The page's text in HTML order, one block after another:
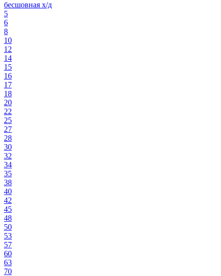
бесшовная х/д
5
6
8
10
12
14
15
16
17
18
20
22
25
27
28
30
32
34
35
38
40
42
45
48
50
53
57
60
63
70